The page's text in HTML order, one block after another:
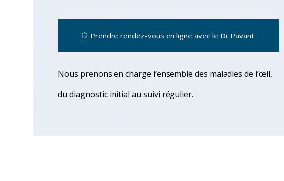
Prendre rendez-vous en ligne avec le Dr Pavant
Nous prenons en charge l’ensemble des maladies de l’œil,
du diagnostic initial au suivi régulier.